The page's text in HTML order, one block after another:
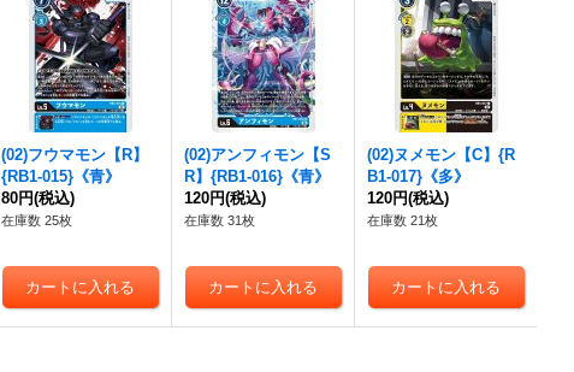
(02)フウマモン【R】
{RB1-015}《青》
80円(税込)
在庫数 25枚
(02)アンフィモン【S
R】{RB1-016}《青》
120円(税込)
在庫数 31枚
(02)ヌメモン【C】{R
B1-017}《多》
120円(税込)
在庫数 21枚